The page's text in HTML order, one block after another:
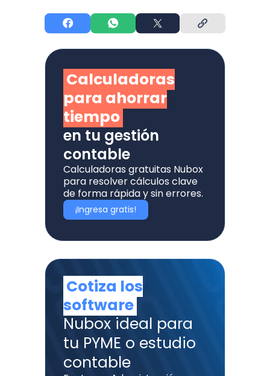
Calculadoras
para ahorrar
tiempo
en tu gestión
contable
Calculadoras gratuitas Nubox
para resolver cálculos clave
de forma rápida y sin errores.
¡Ingresa gratis!
Cotiza los
software
Nubox ideal para
tu PYME o estudio
contable